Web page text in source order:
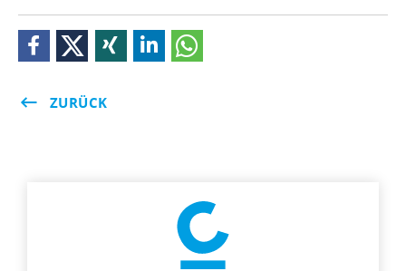
ZURÜCK